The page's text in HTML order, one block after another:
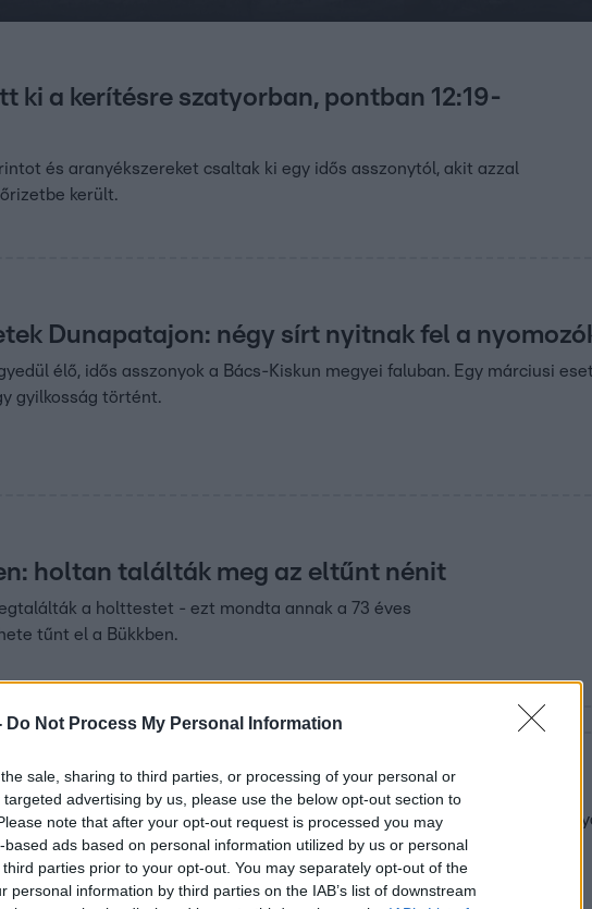
Do Not Process My Personal Information
sale, sharing to third parties, or processing of your personal or
advertising by us, please use the below opt-out section to
note that after your opt-out request is processed you may
ads based on personal information utilized by us or personal
parties prior to your opt-out. You may separately opt-out of the
personal information by third parties on the IAB’s list of downstream
ki a kerítésre szatyorban, pontban 12:19-
és aranyékszereket csaltak ki egy idős asszonytól, akit azzal
került.
Dunapatajon: négy sírt nyitnak fel a
élő, idős asszonyok a Bács-Kiskun megyei faluban. Egy márciusi
gyilkosság történt.
holtan találták meg az eltűnt nénit
a holttestet - ezt mondta annak a 73 éves
tűnt el a Bükkben.
támadt a kutya
Rábaszentandráson. Egy 72 éves asszonyt harapott meg egy harci
élte túl.